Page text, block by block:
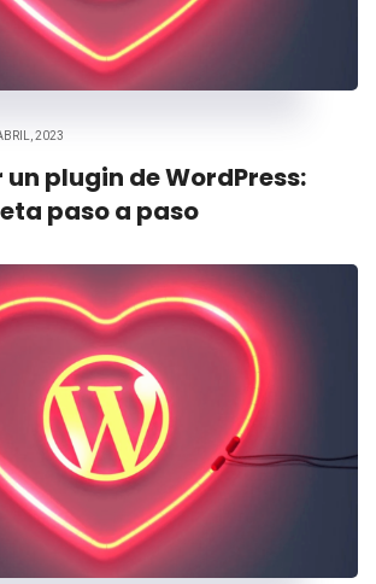
2023
plugin de WordPress:
paso a paso